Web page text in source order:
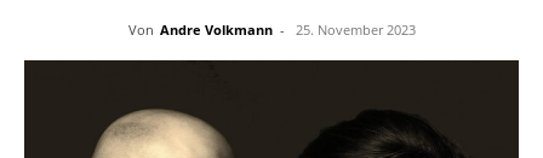
Von Andre Volkmann - 25. November 2023